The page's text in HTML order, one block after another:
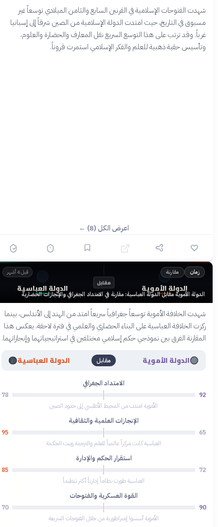
شهدت الفتوحات الإسلامية في القرنين السابع والثامن الميلادي توسعاً غير
مسبوق في التاريخ، حيث امتدت الدولة الإسلامية من الصين شرقاً إلى إسبانيا
غرباً. وقد ترتب على هذا التوسع السريع نقل المعارف والحضارة والعلوم،
وتأسيس حقبة ذهبية للعلم والفكر الإسلامي استمرت قروناً.
اعرض الكل (8) ←
زمان مقارنة قبل 4 أشهر 🟣
الدولة الأموية مقابل 🟠
الدولة العباسية
الدولة الأموية مقابل الدولة العباسية: مقارنة في الامتداد الجغرافي والإنجازات الحضارية
شهدت الخلافة الأموية توسعاً جغرافياً سريعاً امتد من الهند إلى الأندلس، بينما
ركزت الخلافة العباسية على البناء الحضاري والعلمي في فترة لاحقة. يعكس هذا
المقارنة الفرق بين نموذجي حكم إسلامي مختلفين في استراتيجياتهما وإنجازاتهما.
🟣الدولة الأموية مقابل الدولة العباسية🟠
الامتداد الجغرافي
92
78
الأموية امتدت من المحيط الأطلسي إلى حدود الصين
الإنجازات العلمية والثقافية
65
95
العباسية كانت مركزاً عالمياً للعلم والترجمة وبيت الحكمة
استقرار الحكم والإدارة
72
85
العباسية طورت نظاماً إدارياً أكثر تنظيماً
القوة العسكرية والفتوحات
90
70
الأموية أسسوا إمبراطورية من خلال الفتوحات السريعة